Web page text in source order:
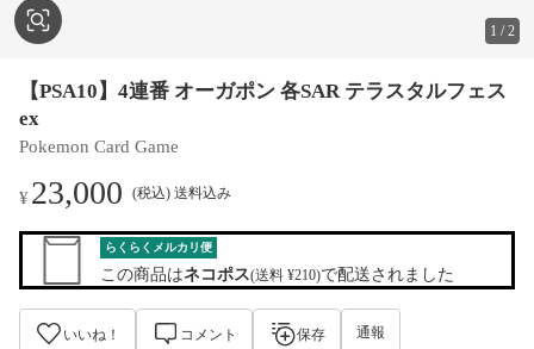
1 /2
【PSA10】4連番 オーガポン 各SAR テラスタルフェス
ex
Pokemon Card Game
¥23,000 (税込) 送料込み
らくらくメルカリ便
この商品はネコポス(送料 ¥210)で配送されました
いいね！ コメント 保存 通報